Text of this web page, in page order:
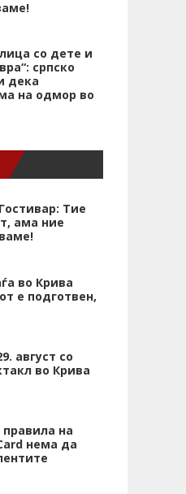
со дете и
српско
дека
на одмор во
Тие
ама ние
во Крива
е подготвен,
август со
во Крива
правила на
нема да